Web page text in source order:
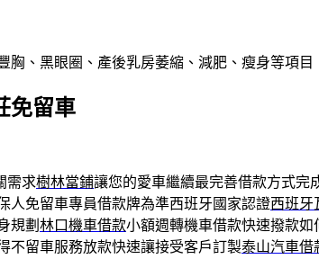
、黑眼圈、產後乳房萎縮、減肥、瘦身等項目
免留車
需求樹林當鋪讓您的愛車繼續最完善借款方式完
人免留車專員借款牌為準西班牙國家認證西班牙
規劃 林口機車借款小額週轉機車借款快速撥款
不留車服務放款快速讓接受客戶訂製泰山汽車借